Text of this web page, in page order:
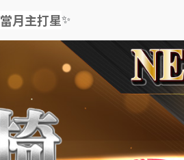
當月主打星✨